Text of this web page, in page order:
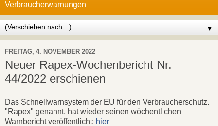
Verbraucherwarnungen
▼
FREITAG, 4. NOVEMBER 2022
Neuer Rapex-Wochenbericht Nr.
44/2022 erschienen
Das Schnellwarnsystem der EU für den Verbraucherschutz,
"Rapex" genannt, hat wieder seinen wöchentlichen
Warnbericht veröffentlicht: hier